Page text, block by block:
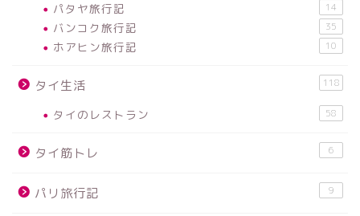
パタヤ旅行記 14
バンコク旅行記 35
ホアヒン旅行記 10
タイ生活 118
タイのレストラン 58
タイ筋トレ 6
パリ旅行記 9